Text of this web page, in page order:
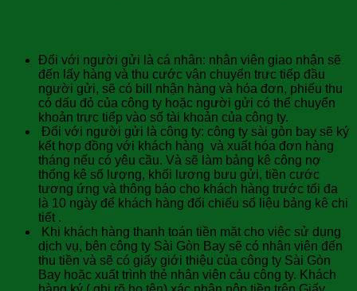
Đối với người gửi là cá nhân: nhân viên giao nhận sẽ
đến lấy hàng và thu cước vận chuyển trực tiếp đầu
người gửi, sẽ có bill nhận hàng và hóa đơn, phiếu thu
có dấu đỏ của công ty hoặc người gửi có thể chuyển
khoản trực tiếp vào số tài khoản của công ty.
Đối với người gửi là công ty: công ty sài gòn bay sẽ ký
kết hợp đồng với khách hàng và xuất hóa đơn hàng
tháng nếu có yêu cầu. Và sẽ làm bảng kê công nợ
thống kê số lượng, khối lượng bưu gửi, tiền cước
tương ứng và thông báo cho khách hàng trước tối đa
là 10 ngày để khách hàng đối chiếu số liệu bảng kê chi
tiết .
Khi khách hàng thanh toán tiền mặt cho việc sử dụng
dịch vụ, bên công ty Sài Gòn Bay sẽ có nhân viên đến
thu tiền và sẽ có giấy giới thiệu của công ty Sài Gòn
Bay hoặc xuất trình thẻ nhân viên cảu công ty. Khách